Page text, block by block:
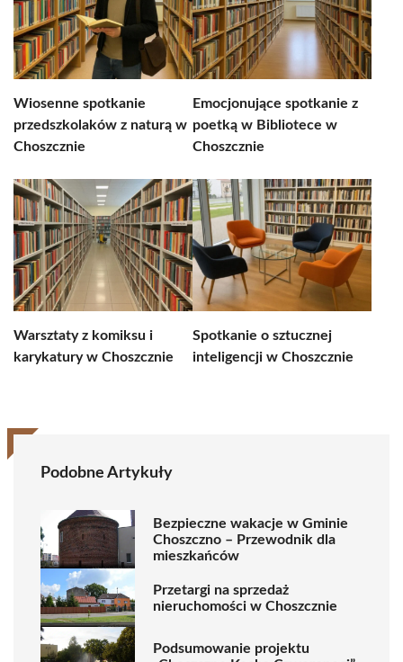
Wiosenne spotkanie
przedszkolaków z naturą w
Choszcznie
Emocjonujące spotkanie z
poetką w Bibliotece w
Choszcznie
Warsztaty z komiksu i
karykatury w Choszcznie
Spotkanie o sztucznej
inteligencji w Choszcznie
Podobne Artykuły
Bezpieczne wakacje w Gminie
Choszczno – Przewodnik dla
mieszkańców
Przetargi na sprzedaż
nieruchomości w Choszcznie
Podsumowanie projektu